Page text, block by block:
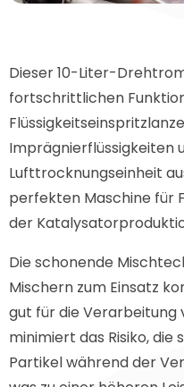
Dieser 10-Liter-
fortschrittlichen
Imprägnierflüssigkeiten
Lufttrocknungseinheit
perfekten Maschine für
der
Die schonende
Mischern zum Einsatz
gut für die Verarbeitung
minimiert das Risiko,
Partikel während der